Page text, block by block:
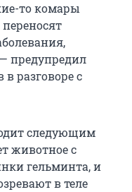
то комары
предупредил
разговоре с
следующим
животное с
гельминта, и
в теле